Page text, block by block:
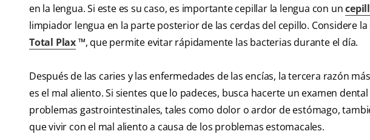
en la lengua. Si este es su caso, es importante cepillar la lengua con un
limpiador lengua en la parte posterior de las cerdas del cepillo. Considere
Total Plax™, que permite evitar rápidamente las bacterias durante el día.
Después de las caries y las enfermedades de las encías, la tercera razón
es el mal aliento. Si sientes que lo padeces, busca hacerte un examen
problemas gastrointestinales, tales como dolor o ardor de estómago,
que vivir con el mal aliento a causa de los problemas estomacales.